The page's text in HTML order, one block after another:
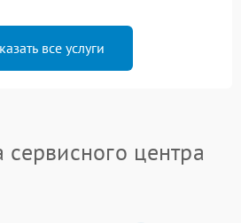
все услуги
центра